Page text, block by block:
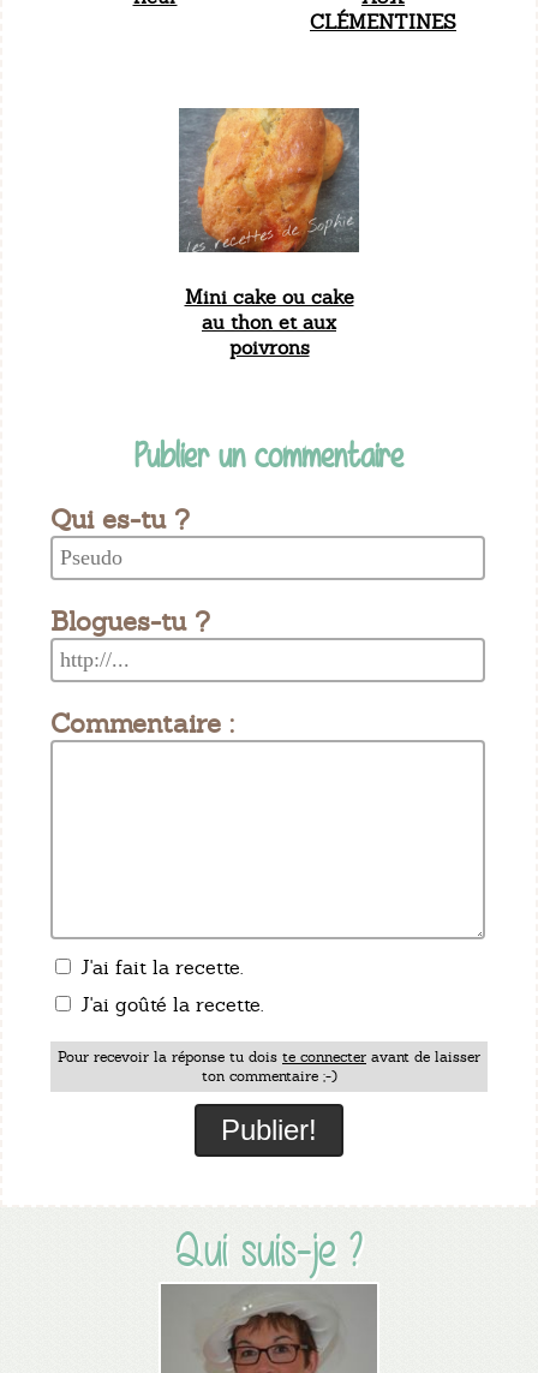
Qui suis-je ?
CLÉMENTINES
Mini cake ou cake
au thon et aux
poivrons
Publier un commentaire
Qui es-tu ?
Blogues-tu ?
Commentaire :
J'ai fait la recette.
J'ai goûté la recette.
Pour recevoir la réponse tu dois te connecter avant de laisser
ton commentaire ;-)